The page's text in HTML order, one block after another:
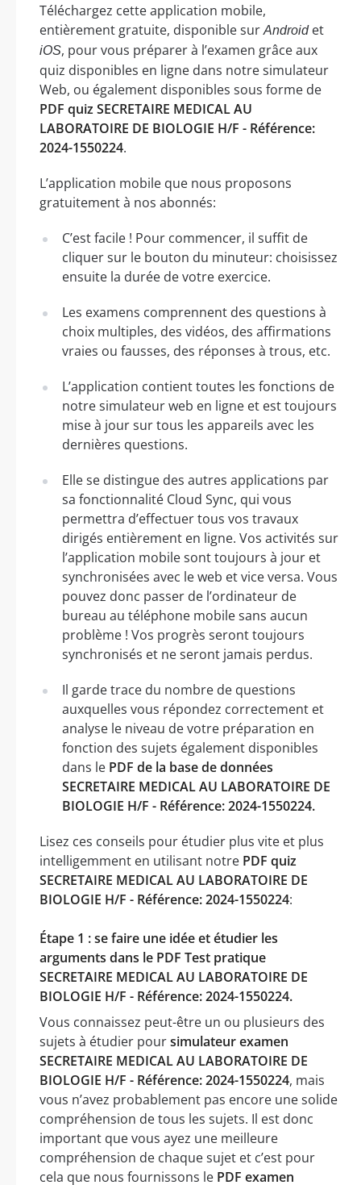
Téléchargez cette application mobile,
entièrement gratuite, disponible surAndroidet
iOS, pour vous préparer à l’examen grâce aux
quiz disponibles en ligne dans notre simulateur
Web, ou également disponibles sous forme de
PDF quiz SECRETAIRE MEDICAL AU
LABORATOIRE DE BIOLOGIE H/F - Référence:
2024-1550224.
L’application mobile que nous proposons
gratuitement à nos abonnés:
C’est facile ! Pour commencer, il suffit de
cliquer sur le bouton du minuteur: choisissez
ensuite la durée de votre exercice.
Les examens comprennent des questions à
choix multiples, des vidéos, des affirmations
vraies ou fausses, des réponses à trous, etc.
L’application contient toutes les fonctions de
notre simulateur web en ligne et est toujours
mise à jour sur tous les appareils avec les
dernières questions.
Elle se distingue des autres applications par
sa fonctionnalité Cloud Sync, qui vous
permettra d’effectuer tous vos travaux
dirigés entièrement en ligne. Vos activités sur
l’application mobile sont toujours à jour et
synchronisées avec le web et vice versa. Vous
pouvez donc passer de l’ordinateur de
bureau au téléphone mobile sans aucun
problème ! Vos progrès seront toujours
synchronisés et ne seront jamais perdus.
Il garde trace du nombre de questions
auxquelles vous répondez correctement et
analyse le niveau de votre préparation en
fonction des sujets également disponibles
dans le PDF de la base de données
SECRETAIRE MEDICAL AU LABORATOIRE DE
BIOLOGIE H/F - Référence: 2024-1550224.
Lisez ces conseils pour étudier plus vite et plus
intelligemment en utilisant notre PDF quiz
SECRETAIRE MEDICAL AU LABORATOIRE DE
BIOLOGIE H/F - Référence: 2024-1550224:
Étape 1 : se faire une idée et étudier les
arguments dans le PDF Test pratique
SECRETAIRE MEDICAL AU LABORATOIRE DE
BIOLOGIE H/F - Référence: 2024-1550224.
Vous connaissez peut-être un ou plusieurs des
sujets à étudier poursimulateur examen
SECRETAIRE MEDICAL AU LABORATOIRE DE
BIOLOGIE H/F - Référence: 2024-1550224, mais
vous n’avez probablement pas encore une solide
compréhension de tous les sujets. Il est donc
important que vous ayez une meilleure
compréhension de chaque sujet et c’est pour
cela que nous fournissons le PDF examen